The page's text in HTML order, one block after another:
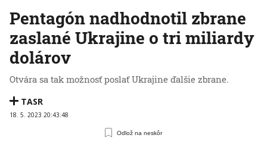
Pentagón nadhodnotil zbrane
zaslané Ukrajine o tri miliardy
dolárov
Otvára sa tak možnosť poslať Ukrajine ďalšie zbrane.
TASR
18. 5. 2023 20:43:48
Odlož na neskôr